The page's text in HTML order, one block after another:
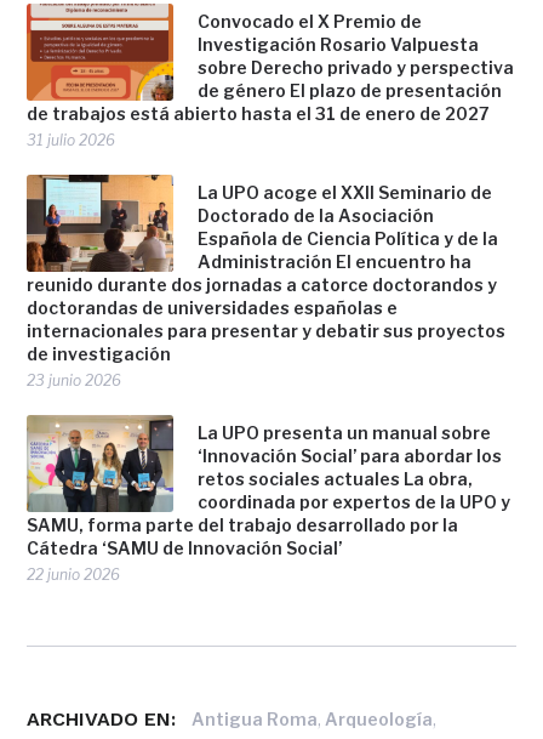
Convocado el X Premio de
Investigación Rosario Valpuesta
sobre Derecho privado y perspectiva
de género El plazo de presentación
de trabajos está abierto hasta el 31 de enero de 2027
31 julio 2026
La UPO acoge el XXII Seminario de
Doctorado de la Asociación
Española de Ciencia Política y de la
Administración El encuentro ha
reunido durante dos jornadas a catorce doctorandos y
doctorandas de universidades españolas e
internacionales para presentar y debatir sus proyectos
de investigación
23 junio 2026
La UPO presenta un manual sobre
‘Innovación Social’ para abordar los
retos sociales actuales La obra,
coordinada por expertos de la UPO y
SAMU, forma parte del trabajo desarrollado por la
Cátedra ‘SAMU de Innovación Social’
22 junio 2026
ARCHIVADO EN: Antigua Roma,Arqueología,